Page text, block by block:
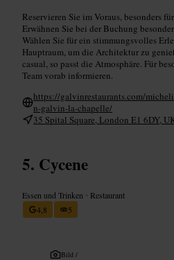
Reservieren Sie im Voraus, besonders
Erwähnen Sie bei der Buchung
Wählen Sie für ein stimmungsvolles
Hauptraum, um die Architektur zu
casual, so passt die Atmosphäre. Für
Team vorab informieren.
https://galvinrestaurants.com/
n-galvin-la-chapelle/
35 Spital Square, London E1 6DY,
Cycene
Essen und Trinken • Restaurant
4,8
5
Bild /